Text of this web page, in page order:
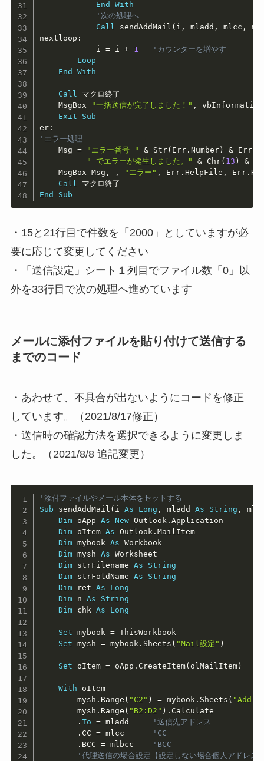
End
With
'次の処理へ
Call
sendAddMail ( i , mladd , mlcc ,
nextloop :
            i
= i + 1
'カウンターを増やす
Loop
End
With
Call
マクロ終了
    MsgBox
"一括送信が完了しました！" , vbInformation
Exit
Sub
er :
'エラー処理
    Msg
= "エラー番号 " & Str( Err .Number ) & Err
" でエラーが発生しました。"
& Chr( 13 ) &
    MsgBox Msg
, , "エラー" , Err .HelpFile , Err .
Call
End
Sub
・15と21行目で件数を「2000」としていますが必
要に応じて変更してください
・「送信設定」シート１列目でファイル数「0」以
外を33行目で次の処理へ進めています
メールに添付ファイルを貼り付けて送信する
までのコード
・あわせて、不具合が出ないようにコードを修正
しています。（2021/8/17修正）
・送信時の確認方法を選択できるように変更しま
した。（2021/8/8 追記変更）
'添付ファイルやメール本体をセットする
Sub sendAddMail ( i As Long , mladd As String ,
Dim oApp As New Outlook .Application
Dim oItem As Outlook .MailItem
Dim mybook As Workbook
Dim mysh As Worksheet
Dim strFilename As
String
Dim strFoldName As
String
Dim ret As
Long
Dim n As
String
Dim chk As Long
Set mybook = ThisWorkbook
Set mysh = mybook . Sheets ( "Mail設定" )
Set oItem = oApp . CreateItem( olMailItem )
With oItem
        mysh
. Range ( "C2" ) = mybook . Sheets (
        mysh
. Range ( "B2:D2" ) . Calculate
.To = mladd
'送信先アドレス
. CC = mlcc
'CC
. BCC = mlbcc
'BCC
'代理送信の場合設定【設定しない場合個人アドレス